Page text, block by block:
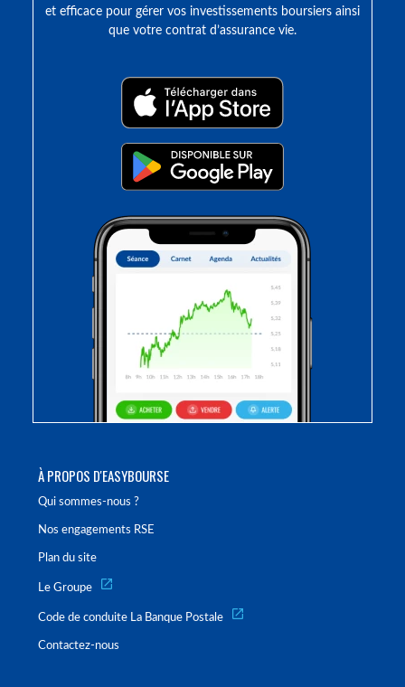
À PROPOS D'EASYBOURSE
Qui sommes-nous ?
Nos engagements RSE
Plan du site
Le Groupe
Code de conduite La Banque Postale
Contactez-nous
et efficace pour gérer vos investissements boursiers ainsi
que votre contrat d’assurance vie.